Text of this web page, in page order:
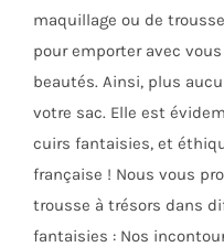
produit
maquillage ou de
pour emporter avec
beautés. Ainsi, plus
votre sac. Elle est
cuirs fantaisies, et
française ! Nous vous
trousse à trésors dans
fantaisies : Nos